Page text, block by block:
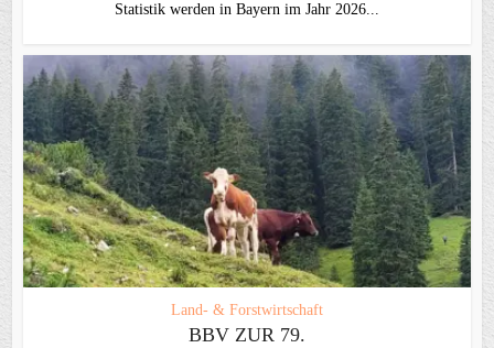
Statistik werden in Bayern im Jahr 2026...
Land- & Forstwirtschaft
BBV ZUR 79.